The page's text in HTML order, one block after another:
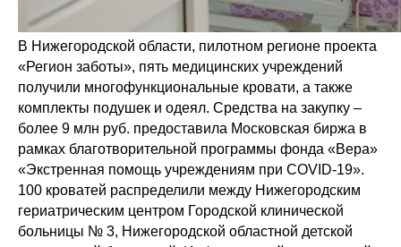
В Нижегородской области, пилотном регионе проекта
«Регион заботы», пять медицинских учреждений
получили многофункциональные кровати, а также
комплекты подушек и одеял. Средства на закупку –
более 9 млн руб. предоставила Московская биржа в
рамках благотворительной программы фонда «Вера»
«Экстренная помощь учреждениям при COVID-19».
100 кроватей распределили между Нижегородским
гериатрическим центром Городской клинической
больницы № 3, Нижегородской областной детской